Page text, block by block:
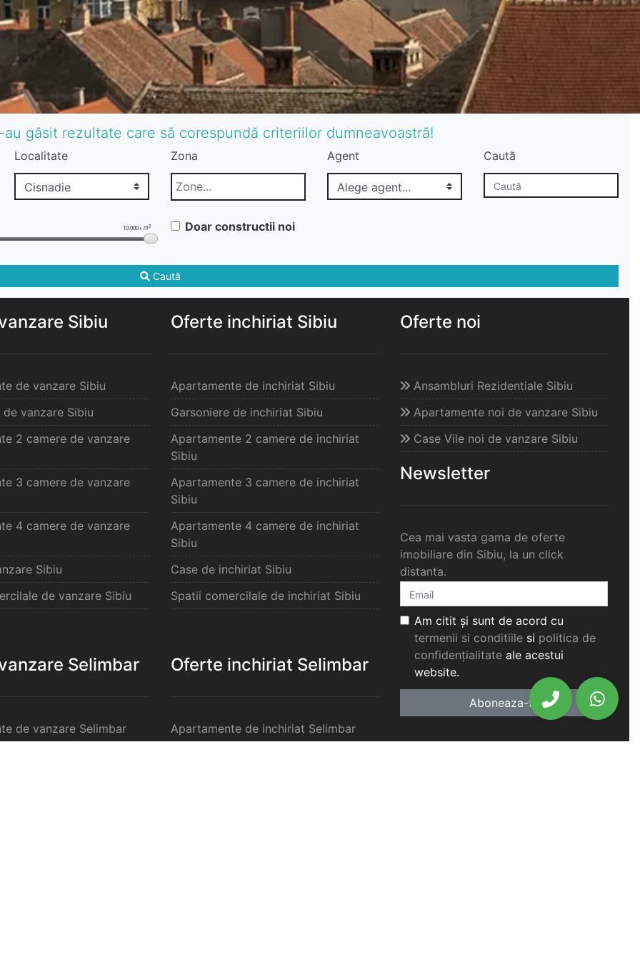
găsit rezultate care să corespundă criteriilor dumneavoastră!
Localitate Zona Agent Caută
10.000+ m2 Doar constructii noi
Caută
Sibiu
de vanzare Sibiu
de vanzare Sibiu
2 camere de vanzare
3 camere de vanzare
4 camere de vanzare
Sibiu
de vanzare Sibiu
Selimbar
de vanzare Selimbar
Oferte inchiriat Sibiu
Apartamente de inchiriat Sibiu
Garsoniere de inchiriat Sibiu
Apartamente 2 camere de inchiriat
Sibiu
Apartamente 3 camere de inchiriat
Sibiu
Apartamente 4 camere de inchiriat
Sibiu
Case de inchiriat Sibiu
Spatii comercilale de inchiriat Sibiu
Oferte inchiriat Selimbar
Apartamente de inchiriat Selimbar
Oferte noi
Ansambluri Rezidentiale Sibiu
Apartamente noi de vanzare Sibiu
Case Vile noi de vanzare Sibiu
Newsletter
Cea mai vasta gama de oferte
imobiliare din Sibiu, la un click
distanta.
Am citit și sunt de acord cu
termenii si conditiile si politica de
confidențialitate ale acestui
website.
Aboneaza-te